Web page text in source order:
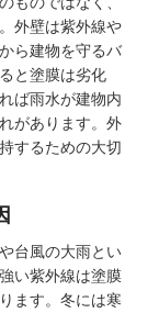
外壁は紫外線や
ら建物を守るバ
と塗膜は劣化
ば雨水が建物内
があります。外
するための大切
台風の大雨とい
い紫外線は塗膜
ます。冬には寒